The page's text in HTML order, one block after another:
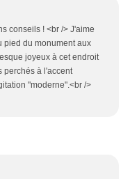
conseils ! <br /> J'aime
pied du monument aux
joyeux à cet endroit
perchés à l'accent
"moderne".<br />